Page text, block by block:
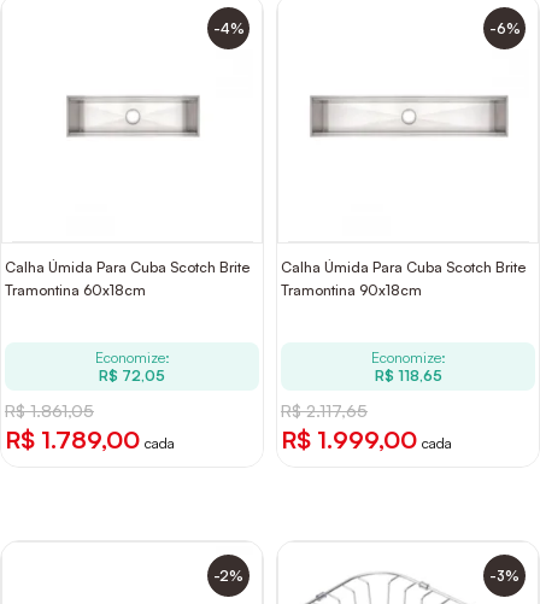
-4%
Calha Úmida Para Cuba Scotch Brite
Tramontina 60x18cm
Economize:
R$ 72,05
R$ 1.861,05
R$ 1.789,00 cada
-6%
Calha Úmida Para Cuba Scotch Brite
Tramontina 90x18cm
Economize:
R$ 118,65
R$ 2.117,65
R$ 1.999,00 cada
-2% -3%